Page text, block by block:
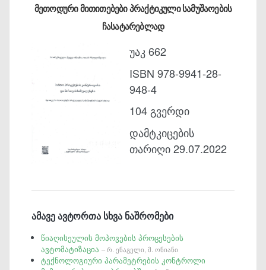
მეთოდური მითითებები პრაქტიკული სამუშაოების
ჩასატარებლად
უაკ 662
ISBN 978-9941-28-
948-4
104 გვერდი
დამტკიცების
თარიღი 29.07.2022
ამავე ავტორთა სხვა ნაშრომები
წიაღისეულის მოპოვების პროცესების
ავტომატიზაცია– რ. ენაგელი, მ. ონიანი
ტექნოლოგიური პარამეტრების კონტროლი